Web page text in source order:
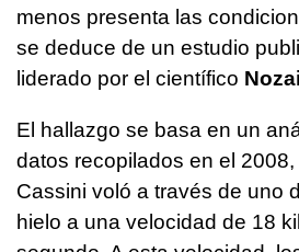
menos presenta las
se deduce de un estudio
liderado por el científico
El hallazgo se basa en un
datos recopilados en el
Cassini voló a través de uno
hielo a una velocidad de 18